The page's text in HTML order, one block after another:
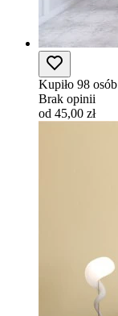
Kupiło 98 osób
Brak opinii
od 45,00 zł